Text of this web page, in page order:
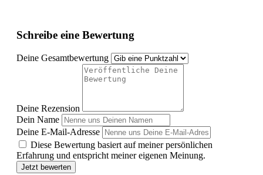
Schreibe eine Bewertung
Deine Gesamtbewertung
Deine Rezension
Dein Name
Deine E-Mail-Adresse
Diese Bewertung basiert auf meiner persönlichen
Erfahrung und entspricht meiner eigenen Meinung.
Jetzt bewerten